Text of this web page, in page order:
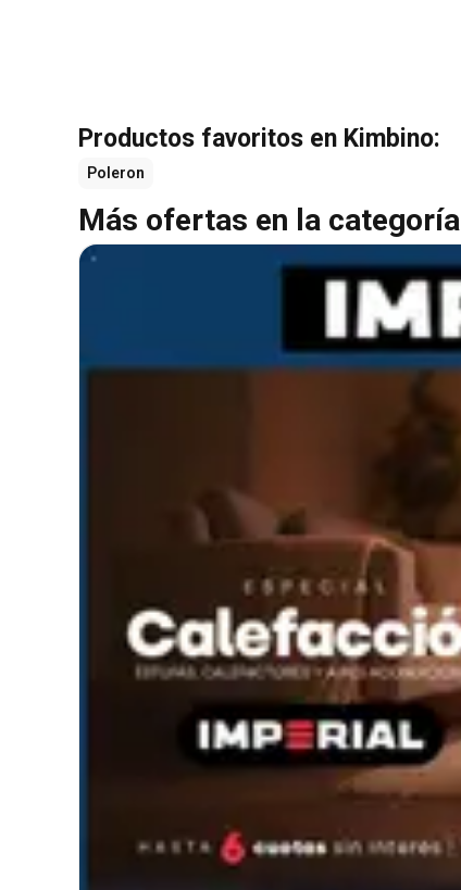
Productos favoritos en Kimbino:
Poleron
Más ofertas en la categoría